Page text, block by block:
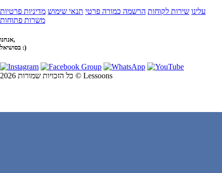
עלינו שירות לקוחות הרשמה כמורה פרטי תנאי שימוש מדיניות פרטיות
משרות פתוחות
אנחנו,
בסושיאל :)
כל הזכויות שמורות 2026 © Lessoons